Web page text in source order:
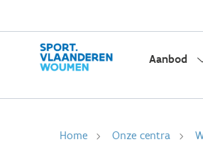
Aanbod
Home Onze centra